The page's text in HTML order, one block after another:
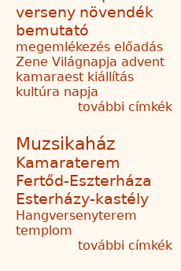
verseny növendék
bemutató
megemlékezés előadás
Zene Világnapja advent
kamaraest kiállítás
kultúra napja
további címkék
Muzsikaház
Kamaraterem
Fertőd-Eszterháza
Esterházy-kastély
Hangversenyterem
templom
további címkék